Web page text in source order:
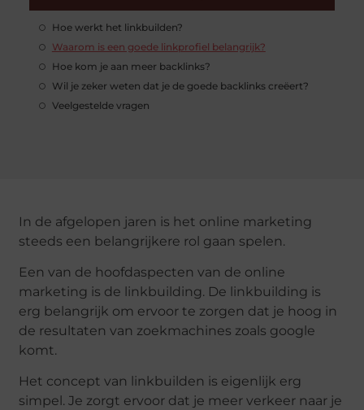
Hoe werkt het linkbuilden?
Waarom is een goede linkprofiel belangrijk?
Hoe kom je aan meer backlinks?
Wil je zeker weten dat je de goede backlinks creëert?
Veelgestelde vragen
In de afgelopen jaren is het online marketing
steeds een belangrijkere rol gaan spelen.
Een van de hoofdaspecten van de online
marketing is de linkbuilding. De linkbuilding is
erg belangrijk om ervoor te zorgen dat je hoog in
de resultaten van zoekmachines zoals google
komt.
Het concept van linkbuilden is eigenlijk erg
simpel. Je zorgt ervoor dat je meer verkeer naar je